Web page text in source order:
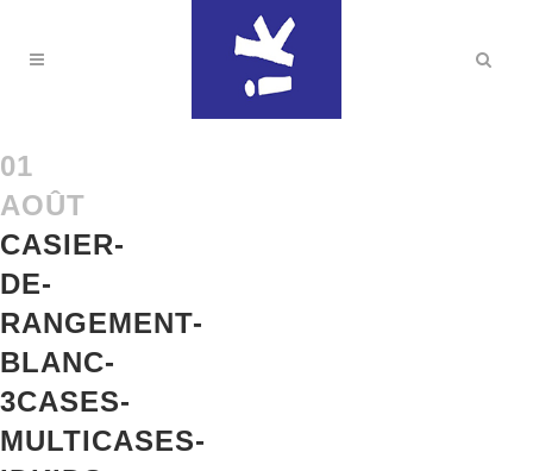
01
AOÛT
CASIER-
DE-
RANGEMENT-
BLANC-
3CASES-
MULTICASES-